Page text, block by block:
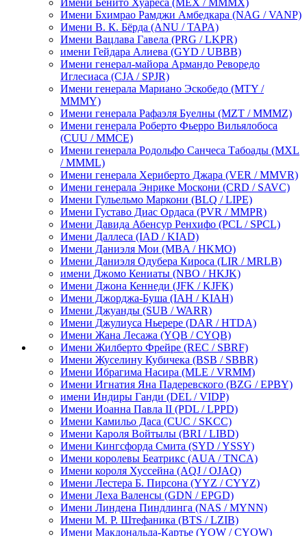
Имени Бхимрао Рамджи Амбедкара (NAG / VANP)
Имени В. К. Бёрда (ANU / TAPA)
Имени Вацлава Гавела (PRG / LKPR)
имени Гейдара Алиева (GYD / UBBB)
Имени генерал-майора Армандо Реворедо
Иглесиаса (CJA / SPJR)
Имени генерала Мариано Эскобедо (MTY /
MMMY)
Имени генерала Рафаэля Буелны (MZT / MMMZ)
Имени генерала Роберто Фьерро Вильялобоса
(CUU / MMCE)
Имени генерала Родольфо Санчеса Табоады (MXL
/ MMML)
Имени генерала Хериберто Джара (VER / MMVR)
Имени генерала Энрике Москони (CRD / SAVC)
Имени Гульельмо Маркони (BLQ / LIPE)
Имени Густаво Диас Ордаса (PVR / MMPR)
Имени Давида Абенсур Ренхифо (PCL / SPCL)
Имени Даллеса (IAD / KIAD)
Имени Даниэля Мои (MBA / HKMO)
Имени Даниэля Одубера Кироса (LIR / MRLB)
имени Джомо Кениаты (NBO / HKJK)
Имени Джона Кеннеди (JFK / KJFK)
Имени Джорджа-Буша (IAH / KIAH)
Имени Джуанды (SUB / WARR)
Имени Джулиуса Ньерере (DAR / HTDA)
Имени Жана Лесажа (YQB / CYQB)
Имени Жилберто Фрейре (REC / SBRF)
Имени Жуселину Кубичека (BSB / SBBR)
Имени Ибрагима Насира (MLE / VRMM)
Имени Игнатия Яна Падеревского (BZG / EPBY)
имени Индиры Ганди (DEL / VIDP)
Имени Иоанна Павла II (PDL / LPPD)
Имени Камильо Даса (CUC / SKCC)
Имени Кароля Войтылы (BRI / LIBD)
Имени Кингсфорда Смита (SYD / YSSY)
Имени королевы Беатрикс (AUA / TNCA)
Имени короля Хуссейна (AQJ / OJAQ)
Имени Лестера Б. Пирсона (YYZ / CYYZ)
Имени Леха Валенсы (GDN / EPGD)
Имени Линдена Пиндлинга (NAS / MYNN)
Имени М. Р. Штефаника (BTS / LZIB)
Имени Макдональда-Картье (YOW / CYOW)